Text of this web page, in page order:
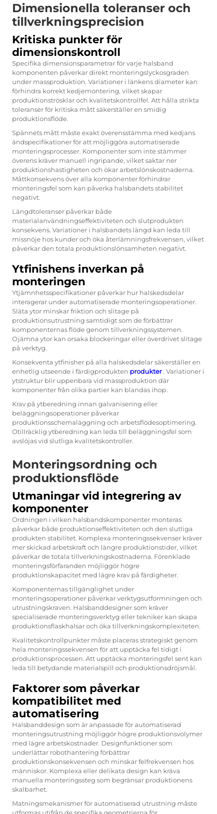
Dimensionella toleranser och
tillverkningsprecision
Kritiska punkter för
dimensionskontroll
Specifika dimensionsparametrar för varje halsband
komponenten påverkar direkt monteringslyckosgraden
under massproduktion. Variationer i länkens diameter kan
förhindra korrekt kedjemontering, vilket skapar
produktionströsklar och kvalitetskontrollfel. Att hålla strikta
toleranser för kritiska mått säkerställer en smidig
produktionsflöde.
Spännets mått måste exakt överensstämma med kedjans
ändspecifikationer för att möjliggöra automatiserade
monteringsprocesser. Komponenter som inte stämmer
överens kräver manuell ingripande, vilket saktar ner
produktionshastigheten och ökar arbetslönskostnaderna.
Måttkonsekvens över alla komponenter förhindrar
monteringsfel som kan påverka halsbandets stabilitet
negativt.
Längdtoleranser påverkar både
materialanvändningseffektiviteten och slutprodukten
konsekvens. Variationer i halsbandets längd kan leda till
missnöje hos kunder och öka återlämningsfrekvensen, vilket
påverkar den totala produktionslönsamheten negativt.
Ytfinishens inverkan på
monteringen
Ytjämnhetsspecifikationer påverkar hur halskedsdelar
interagerar under automatiserade monteringsoperationer.
Släta ytor minskar friktion och slitage på
produktionsutrustning samtidigt som de förbättrar
komponenternas flöde genom tillverkningssystemen.
Ojämna ytor kan orsaka blockeringar eller överdrivet slitage
på verktyg.
Konsekventa ytfinisher på alla halskedsdelar säkerställer en
enhetlig utseende i färdigprodukten produkter. Variationer i
ytstruktur blir uppenbara vid massproduktion där
komponenter från olika partier kan blandas ihop.
Krav på ytberedning innan galvanisering eller
beläggningsoperationer påverkar
produktionsschemaläggning och arbetsflödesoptimering.
Otillräcklig ytberedning kan leda till beläggningsfel som
avslöjas vid slutliga kvalitetskontroller.
Monteringsordning och
produktionsflöde
Utmaningar vid integrering av
komponenter
Ordningen i vilken halsbandskomponenter monteras
påverkar både produktionseffektiviteten och den slutliga
produkten stabilitet. Komplexa monteringssekvenser kräver
mer skickad arbetskraft och längre produktionstider, vilket
påverkar de totala tillverkningskostnaderna. Förenklade
monteringsförfaranden möjliggör högre
produktionskapacitet med lägre krav på färdigheter.
Komponenternas tillgänglighet under
monteringsoperationer påverkar verktygsutformningen och
utrustningskraven. Halsbanddesigner som kräver
specialiserade monteringsverktyg eller tekniker kan skapa
produktionsflaskhalsar och öka tillverkningskomplexiteten.
Kvalitetskontrollpunkter måste placeras strategiskt genom
hela monteringssekvensen för att upptäcka fel tidigt i
produktionsprocessen. Att upptäcka monteringsfel sent kan
leda till betydande materialspill och produktionsdröjsmål.
Faktorer som påverkar
kompatibilitet med
automatisering
Halsbanddesign som är anpassade för automatiserad
monteringsutrustning möjliggör högre produktionsvolymer
med lägre arbetskostnader. Designfunktioner som
underlättar robothantering förbättrar
produktionskonsekvensen och minskar felfrekvensen hos
människor. Komplexa eller delikata design kan kräva
manuella monteringssteg som begränsar produktionens
skalbarhet.
Matningsmekanismer för automatiserad utrustning måste
utformas utifrån de specifika geometrierna för